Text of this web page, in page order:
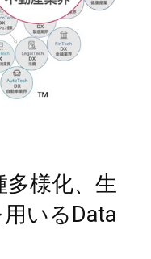
様化、生
いるData